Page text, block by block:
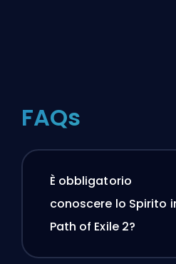
FAQs
È obbligatorio
conoscere lo Spirito
Path of Exile 2?